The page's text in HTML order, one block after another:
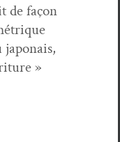
de façon
»